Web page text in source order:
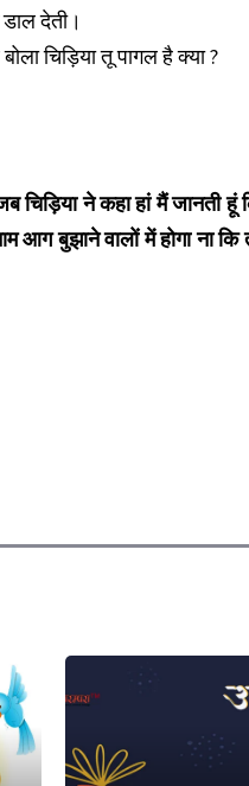
देती।
चिड़िया तू पागल है क्या ?
चिड़िया ने कहा हां मैं जानती हूं
आग बुझाने वालों में होगा ना कि